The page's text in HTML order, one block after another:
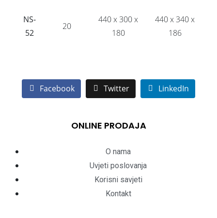
NS-
52
20
440 x 300 x
180
440 x 340 x
186
Facebook Twitter LinkedIn
ONLINE PRODAJA
O nama
Uvjeti poslovanja
Korisni savjeti
Kontakt